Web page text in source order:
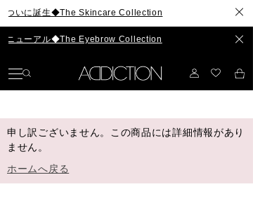
ついに誕生◆The Skincare Collection
ニューアル◆The Eyebrow Collection
申し訳ございません。この商品には詳細情報があり
ません。
ホームへ戻る